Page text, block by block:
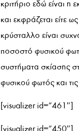
κριτήριο εδώ είναι
και εκφράζεται είτε
κρύσταλλο είναι
ποσοστό φυσικού
συστήματα σκίασης
φυσικού φωτός και
[visualizer id=”461″]
[visualizer id=”450″]